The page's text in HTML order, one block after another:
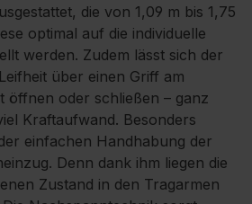
die von 1,09 m bis 1,75
optimal auf die individuelle
werden. Zudem lässt sich der
über einen Griff am
öffnen oder schließen – ganz
Kraftaufwand. Besonders
einfachen Handhabung der
Denn dank ihm liegen die
Zustand in den Tragarmen